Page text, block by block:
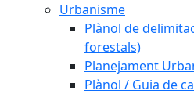
Urbanisme
Plànol de
forestals)
Planejament
Plànol / Guia de